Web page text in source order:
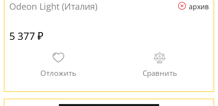
Odeon Light (Италия) архив
5 377 ₽